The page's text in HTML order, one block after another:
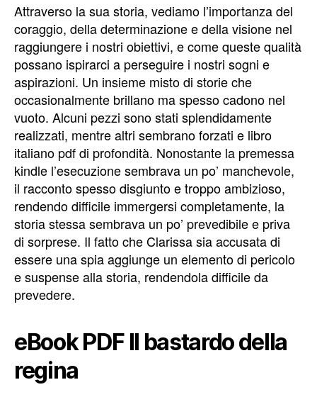
Attraverso la sua storia, vediamo l’importanza del
coraggio, della determinazione e della visione nel
raggiungere i nostri obiettivi, e come queste qualità
possano ispirarci a perseguire i nostri sogni e
aspirazioni. Un insieme misto di storie che
occasionalmente brillano ma spesso cadono nel
vuoto. Alcuni pezzi sono stati splendidamente
realizzati, mentre altri sembrano forzati e libro
italiano pdf di profondità. Nonostante la premessa
kindle l’esecuzione sembrava un po’ manchevole,
il racconto spesso disgiunto e troppo ambizioso,
rendendo difficile immergersi completamente, la
storia stessa sembrava un po’ prevedibile e priva
di sorprese. Il fatto che Clarissa sia accusata di
essere una spia aggiunge un elemento di pericolo
e suspense alla storia, rendendola difficile da
prevedere.
eBook PDF Il bastardo della
regina